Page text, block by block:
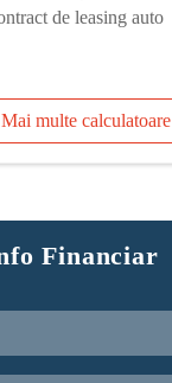
de leasing auto
Mai multe calculatoare
Financiar